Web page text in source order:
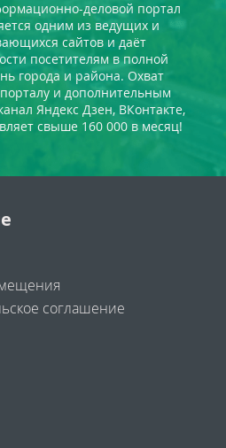
деловой портал
одним из ведущих и
сайтов и даёт
посетителям в полной
города и района. Охват
и дополнительным
Яндекс Дзен, ВКонтакте,
свыше 160 000 в месяц!
соглашение